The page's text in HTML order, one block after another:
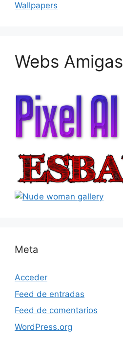
Wallpapers
Webs Amigas
Meta
Acceder
Feed de entradas
Feed de comentarios
WordPress.org